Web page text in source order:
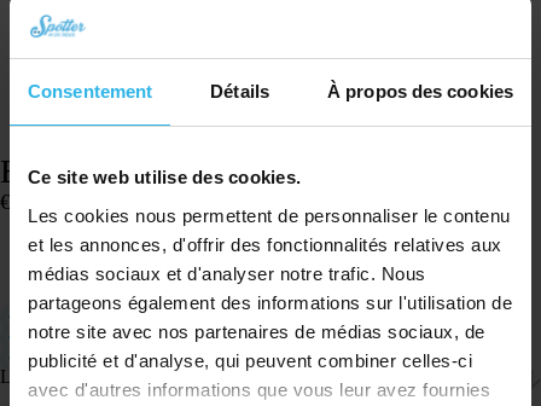
Consentement Détails À propos des cookies
Ce site web utilise des cookies.
Les cookies nous permettent de personnaliser le contenu
et les annonces, d'offrir des fonctionnalités relatives aux
médias sociaux et d'analyser notre trafic. Nous
partageons également des informations sur l'utilisation de
notre site avec nos partenaires de médias sociaux, de
publicité et d'analyse, qui peuvent combiner celles-ci
avec d'autres informations que vous leur avez fournies
Bracelet de montre Spotter – Rose armée
€
Ajouter au panier
Petit format : le bracelet mesure 17 centimètres (montre 4,5 cm)
Compatible avec la Spotter GPS Watch
Facile à régler
Livraison et retours